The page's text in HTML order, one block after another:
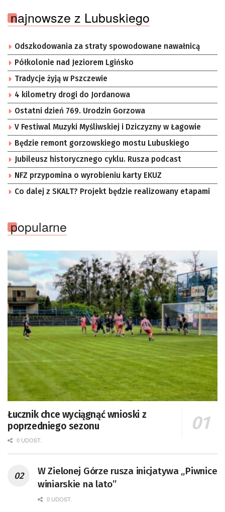
najnowsze z Lubuskiego
Odszkodowania za straty spowodowane nawałnicą
Półkolonie nad Jeziorem Lgińsko
Tradycje żyją w Pszczewie
4 kilometry drogi do Jordanowa
Ostatni dzień 769. Urodzin Gorzowa
V Festiwal Muzyki Myśliwskiej i Dziczyzny w Łagowie
Będzie remont gorzowskiego mostu Lubuskiego
Jubileusz historycznego cyklu. Rusza podcast
NFZ przypomina o wyrobieniu karty EKUZ
Co dalej z SKALT? Projekt będzie realizowany etapami
popularne
Łucznik chce wyciągnąć wnioski z
poprzedniego sezonu
0 UDOST.
W Zielonej Górze rusza inicjatywa „Piwnice
winiarskie na lato”
0 UDOST.